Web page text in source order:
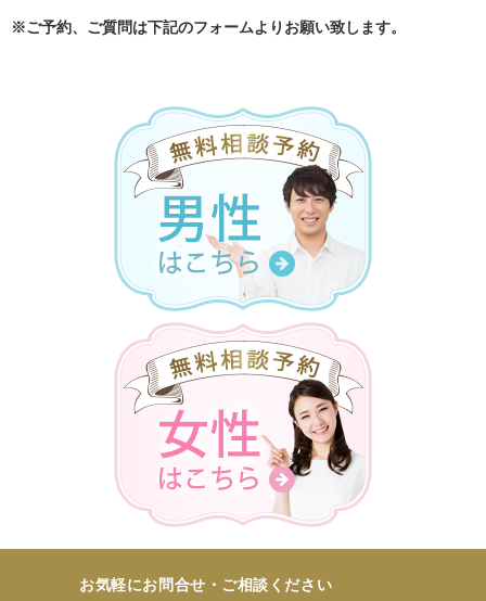
※ご予約、ご質問は下記のフォームよりお願い致します。
お気軽にお問合せ・ご相談ください